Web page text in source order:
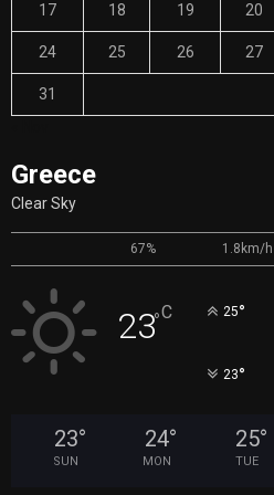
17 18 19 20
24 25 26 27
31
Greece
Clear Sky
67% 1.8km/h
23°C 25°
23°
23°
SUN
24°
MON
25°
TUE